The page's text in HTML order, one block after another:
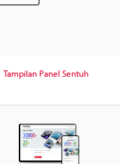
Tampilan Panel Sentuh